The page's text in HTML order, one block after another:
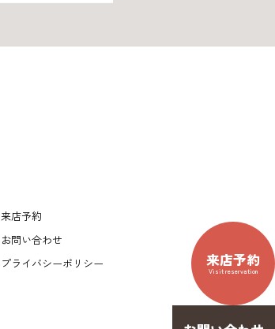
来店予約
お問い合わせ
プライバシーポリシー
来店予約
Visit reservation